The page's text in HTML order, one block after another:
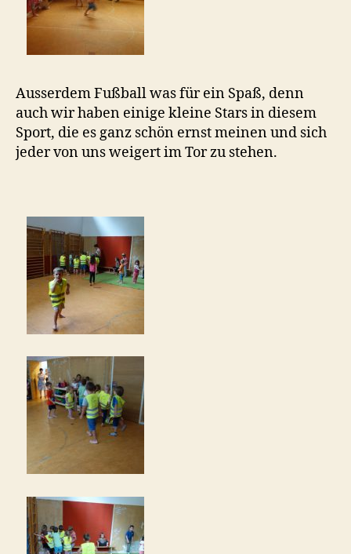
Ausserdem Fußball was für ein Spaß, denn
auch wir haben einige kleine Stars in diesem
Sport, die es ganz schön ernst meinen und sich
jeder von uns weigert im Tor zu stehen.